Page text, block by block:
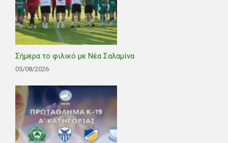
Σήμερα το φιλικό με Νέα Σαλαμίνα
05/08/2026